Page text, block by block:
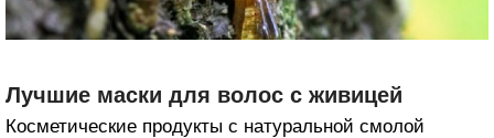
Лучшие маски для волос с живицей
Косметические продукты с натуральной смолой